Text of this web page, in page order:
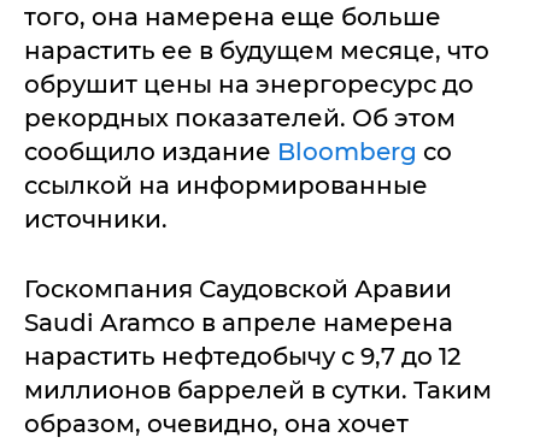
того, она намерена еще больше
нарастить ее в будущем месяце, что
обрушит цены на энергоресурс до
рекордных показателей. Об этом
сообщило издание Bloomberg со
ссылкой на информированные
источники.
Госкомпания Саудовской Аравии
Saudi Aramco в апреле намерена
нарастить нефтедобычу с 9,7 до 12
миллионов баррелей в сутки. Таким
образом, очевидно, она хочет